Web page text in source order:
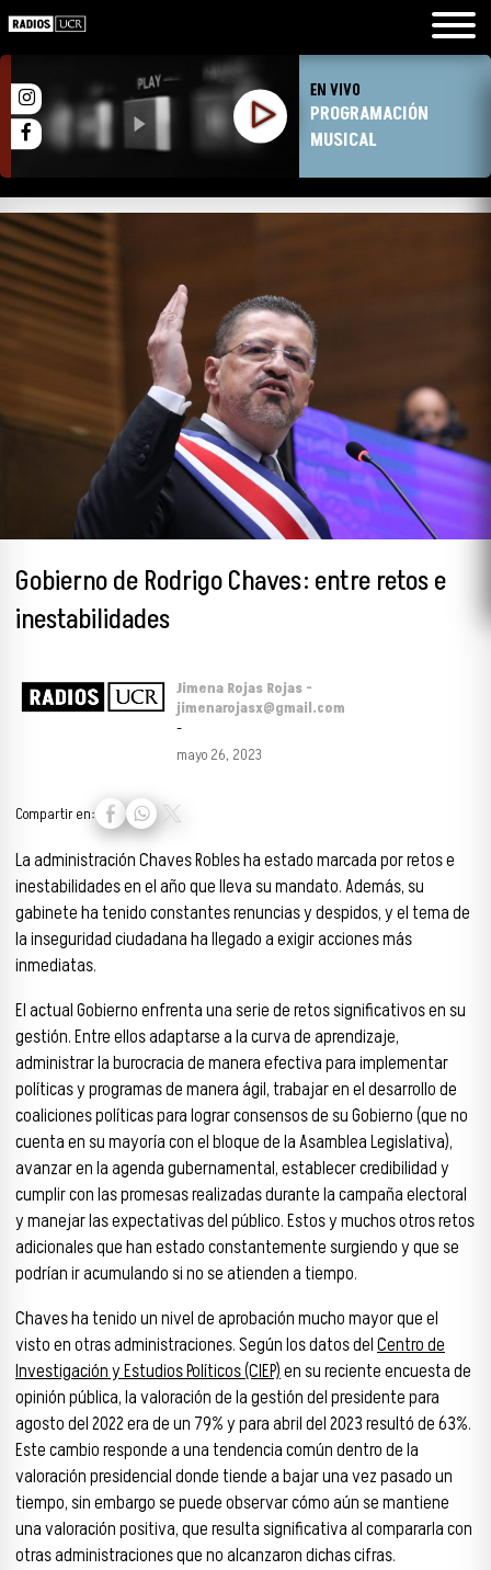
EN VIVO
PROGRAMACIÓN
MUSICAL
Gobierno de Rodrigo Chaves: entre retos e
inestabilidades
Jimena Rojas Rojas -
jimenarojasx@gmail.com
-
mayo 26, 2023
Compartir en:
La administración Chaves Robles ha estado marcada por retos e
inestabilidades en el año que lleva su mandato. Además, su
gabinete ha tenido constantes renuncias y despidos, y el tema de
la inseguridad ciudadana ha llegado a exigir acciones más
inmediatas.
El actual Gobierno enfrenta una serie de retos significativos en su
gestión. Entre ellos adaptarse a la curva de aprendizaje,
administrar la burocracia de manera efectiva para implementar
políticas y programas de manera ágil, trabajar en el desarrollo de
coaliciones políticas para lograr consensos de su Gobierno (que no
cuenta en su mayoría con el bloque de la Asamblea Legislativa),
avanzar en la agenda gubernamental, establecer credibilidad y
cumplir con las promesas realizadas durante la campaña electoral
y manejar las expectativas del público. Estos y muchos otros retos
adicionales que han estado constantemente surgiendo y que se
podrían ir acumulando si no se atienden a tiempo.
Chaves ha tenido un nivel de aprobación mucho mayor que el
visto en otras administraciones. Según los datos delCentro de
Investigación y Estudios Políticos (CIEP)en su reciente encuesta de
opinión pública, la valoración de la gestión del presidente para
agosto del 2022 era de un 79% y para abril del 2023 resultó de 63%.
Este cambio responde a una tendencia común dentro de la
valoración presidencial donde tiende a bajar una vez pasado un
tiempo, sin embargo se puede observar cómo aún se mantiene
una valoración positiva, que resulta significativa al compararla con
otras administraciones que no alcanzaron dichas cifras.